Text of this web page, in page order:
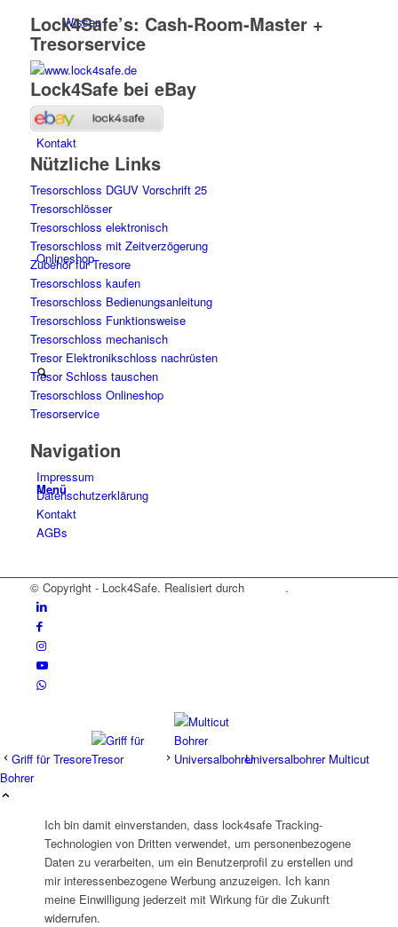
Wissen
Kontakt
Onlineshop
Menü
Lock4Safe’s: Cash-Room-Master +
Tresorservice
Lock4Safe bei eBay
Nützliche Links
Tresorschloss DGUV Vorschrift 25
Tresorschlösser
Tresorschloss elektronisch
Tresorschloss mit Zeitverzögerung
Zubehör für Tresore
Tresorschloss kaufen
Tresorschloss Bedienungsanleitung
Tresorschloss Funktionsweise
Tresorschloss mechanisch
Tresor Elektronikschloss nachrüsten
Tresor Schloss tauschen
Tresorschloss Onlineshop
Tresorservice
Navigation
Impressum
Datenschutzerklärung
Kontakt
AGBs
© Copyright - Lock4Safe. Realisiert durch .
Griff für Tresore
Universalbohrer Multicut
Bohrer
Ich bin damit einverstanden, dass lock4safe Tracking-
Technologien von Dritten verwendet, um personenbezogene
Daten zu verarbeiten, um ein Benutzerprofil zu erstellen und
mir interessenbezogene Werbung anzuzeigen. Ich kann
meine Einwilligung jederzeit mit Wirkung für die Zukunft
widerrufen.